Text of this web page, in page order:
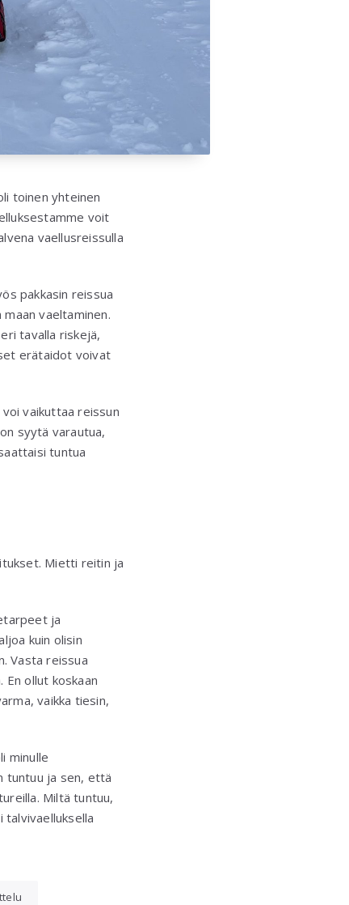
toinen yhteinen
voit
vaellusreissulla
pakkasin reissua
vaeltaminen.
tavalla riskejä,
erätaidot voivat
vaikuttaa reissun
syytä varautua,
tuntua
Mietti reitin ja
ja
kuin olisin
Vasta reissua
ollut koskaan
vaikka tiesin,
minulle
tuntuu ja sen, että
Miltä tuntuu,